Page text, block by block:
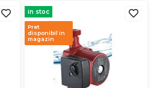
in stoc
Pret
disponibil in
magazin